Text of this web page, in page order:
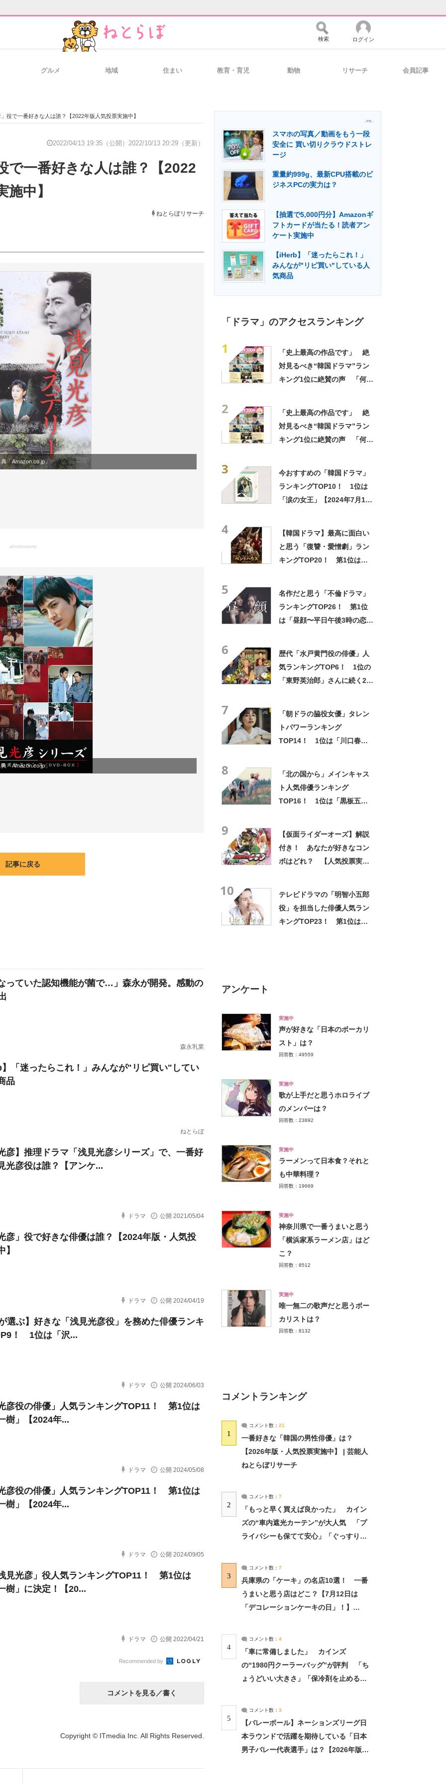
経営リーダーのコミュニティ マーケ×ITの今がよく分かる
品の総合サイト 製造業のIT導入・活用を支援
エネルギーの専門メディア 建設×テクノロジーの最前線
検索 ログイン
グルメ 地域 住まい 教育・育児 動物 リサーチ 会員記事
役で一番好きな人は誰？【2022年版人気投票実施中】
2022/04/13 19:35（公開） 2022/10/13 20:29（更新）
で一番好きな人は誰？【2022
中】
ねとらぼリサーチ
典「Amazon.co.jp」
advertisement
典「Amazon.co.jp」
記事に戻る
っていた認知機能が菌で…」森永が開発。感動の
森永乳業
「迷ったらこれ！」みんなが"リピ買い"してい
品
ねとらぼ
彦】推理ドラマ「浅見光彦シリーズ」で、一番好
光彦役は誰？【アンケ...
ドラマ 公開 2021/05/04
彦」役で好きな俳優は誰？【2024年版・人気投
】
ドラマ 公開 2024/04/19
選ぶ】好きな「浅見光彦役」を務めた俳優ランキ
！ 1位は「沢...
ドラマ 公開 2024/06/03
彦役の俳優」人気ランキングTOP11！ 第1位は
樹」【2024年...
ドラマ 公開 2024/05/08
彦役の俳優」人気ランキングTOP11！ 第1位は
樹」【2024年...
ドラマ 公開 2024/09/05
見光彦」役人気ランキングTOP11！ 第1位は
樹」に決定！【20...
ドラマ 公開 2022/04/21
Recommended by
コメントを見る／書く
Copyright © ITmedia Inc. All Rights Reserved.
- PR -
スマホの写真／動画をもう一段
安全に 買い切りクラウドストレ
ージ
重量約999g、最新CPU搭載のビ
ジネスPCの実力は？
【抽選で5,000円分】Amazonギ
フトカードが当たる！読者アン
ケート実施中
【iHerb】「迷ったらこれ！」
みんなが"リピ買い"している人
気商品
「ドラマ」のアクセスランキング
1
「史上最高の作品です」 絶
対見るべき“韓国ドラマ”ラン
キング1位に絶賛の声 「何度
2
「史上最高の作品です」 絶
対見るべき“韓国ドラマ”ラン
キング1位に絶賛の声 「何度
3
今おすすめの「韓国ドラマ」
ランキングTOP10！ 1位は
「涙の女王」【2024年7月16
4
【韓国ドラマ】最高に面白い
と思う「復讐・愛憎劇」ラン
キングTOP20！ 第1位は
5
名作だと思う「不倫ドラマ」
ランキングTOP26！ 第1位
は「昼顔〜平日午後3時の恋人
6
歴代「水戸黄門役の俳優」人
気ランキングTOP6！ 1位の
「東野英治郎」さんに続く2位
7
「朝ドラの脇役女優」タレン
トパワーランキング
TOP14！ 1位は「川口春
8
「北の国から」メインキャス
ト人気俳優ランキング
TOP16！ 1位は「黒板五郎
9
【仮面ライダーオーズ】解説
付き！ あなたが好きなコン
ボはどれ？ 【人気投票実施
10
テレビドラマの「明智小五郎
役」を担当した俳優人気ラン
キングTOP23！ 第1位は
アンケート
実施中
声が好きな「日本のボーカリ
スト」は？
回答数：49559
実施中
歌が上手だと思うホロライブ
のメンバーは？
回答数：23892
実施中
ラーメンって日本食？それと
も中華料理？
回答数：19669
実施中
神奈川県で一番うまいと思う
「横浜家系ラーメン店」はど
こ？
回答数：8512
実施中
唯一無二の歌声だと思うボー
カリストは？
回答数：8132
コメントランキング
1
コメント数： 21
一番好きな「韓国の男性俳優」は？
【2026年版・人気投票実施中】 | 芸能人
ねとらぼリサーチ
2
コメント数： 7
「もっと早く買えば良かった」 カイン
ズの“車内遮光カーテン”が大人気 「プ
ライバシーも保てて安心」「ぐっすり眠
3
コメント数： 7
兵庫県の「ケーキ」の名店10選！ 一番
うまいと思う店はどこ？【7月12日は
「デコレーションケーキの日」！】
4
コメント数： 4
「車に常備しました」 カインズ
の“1980円クーラーバッグ”が評判 「ち
ょうどいい大きさ」「保冷剤を止めるベ
5
コメント数： 3
【バレーボール】ネーションズリーグ日
本ラウンドで活躍を期待している「日本
男子バレー代表選手」は？【2026年版・